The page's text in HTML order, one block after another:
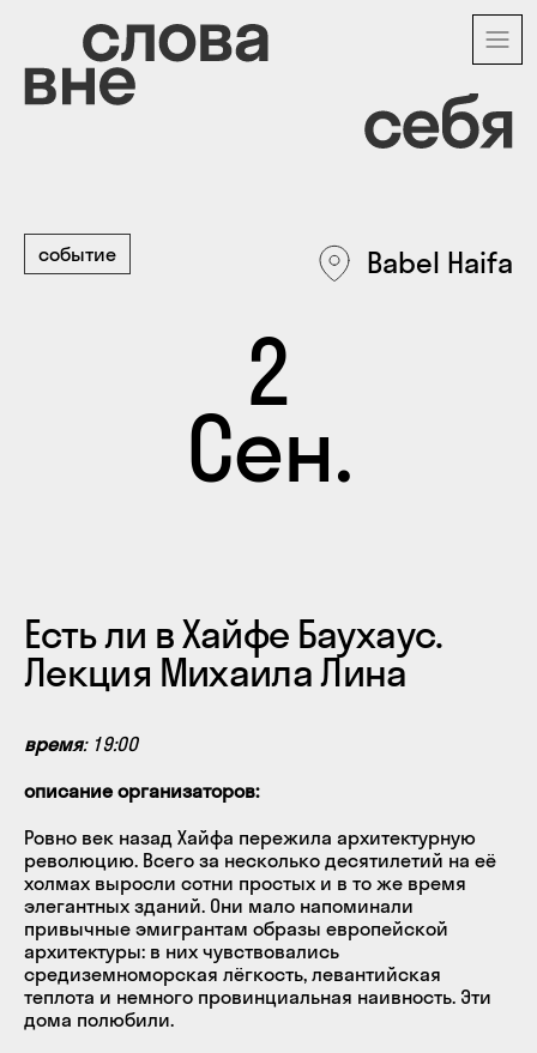
основному
содержанию
событие Babel Haifa
2
Сен.
Есть ли в Хайфе Баухаус.
Лекция Михаила Лина
время: 19:00
описание организаторов:
Ровно век назад Хайфа пережила архитектурную
революцию. Всего за несколько десятилетий на её
холмах выросли сотни простых и в то же время
элегантных зданий. Они мало напоминали
привычные эмигрантам образы европейской
архитектуры: в них чувствовались
средиземноморская лёгкость, левантийская
теплота и немного провинциальная наивность. Эти
дома полюбили.